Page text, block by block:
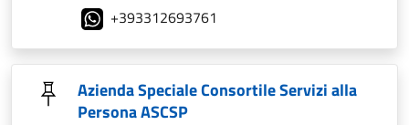
+393312693761
Azienda Speciale Consortile Servizi alla
Persona ASCSP